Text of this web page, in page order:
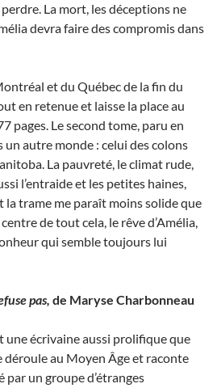
La mort, les déceptions ne
devra faire des compromis dans
et du Québec de la fin du
en retenue et laisse la place au
pages. Le second tome, paru en
autre monde : celui des colons
La pauvreté, le climat rude,
l’entraide et les petites haines,
trame me paraît moins solide que
de tout cela, le rêve d’Amélia,
qui semble toujours lui
pas, de Maryse Charbonneau
une écrivaine aussi prolifique que
déroule au Moyen Âge et raconte
par un groupe d’étranges